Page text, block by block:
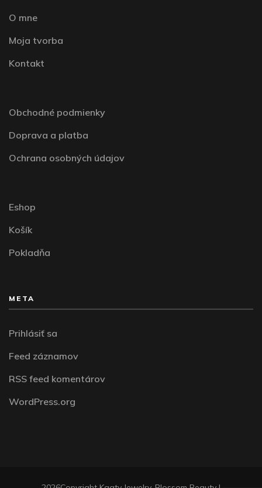
O mne
Moja tvorba
Kontakt
Obchodné podmienky
Doprava a platba
Ochrana osobných údajov
Eshop
Košík
Pokladňa
META
Prihlásiť sa
Feed záznamov
RSS feed komentárov
WordPress.org